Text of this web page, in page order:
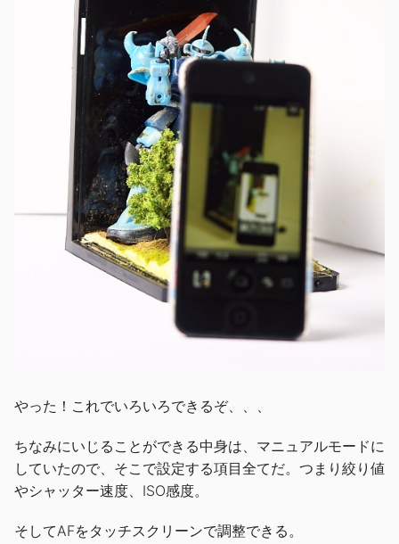
やった！これでいろいろできるぞ、、、
ちなみにいじることができる中身は、マニュアルモードに
していたので、そこで設定する項目全てだ。つまり絞り値
やシャッター速度、ISO感度。
そしてAFをタッチスクリーンで調整できる。